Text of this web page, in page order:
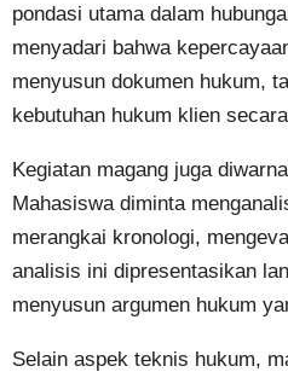
pondasi utama dalam
menyadari bahwa
menyusun dokumen hukum,
kebutuhan hukum klien
Kegiatan magang juga
Mahasiswa diminta
merangkai kronologi,
analisis ini dipresentasikan
menyusun argumen hukum
Selain aspek teknis hukum,